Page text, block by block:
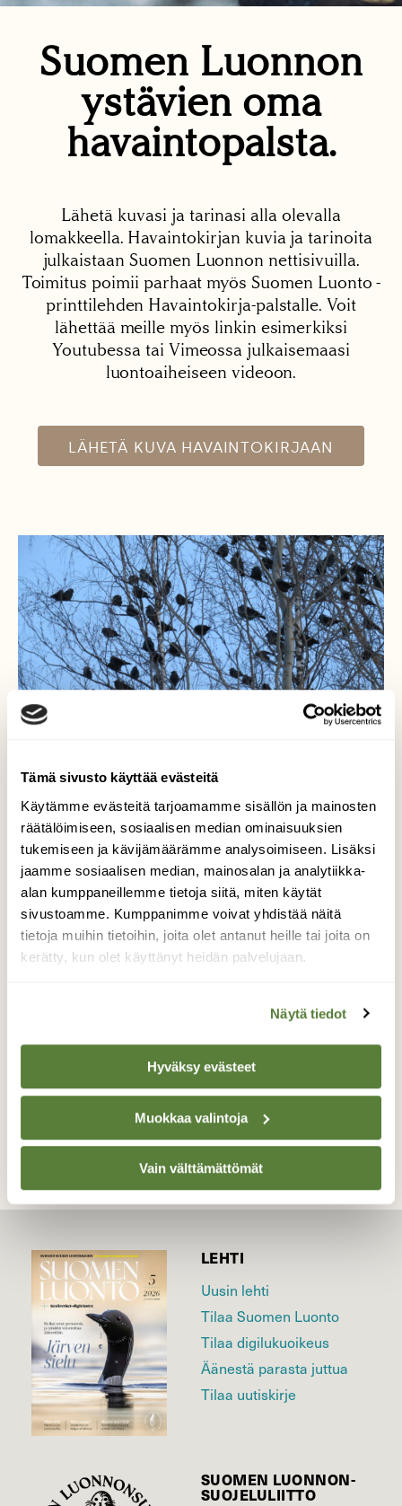
Tämä sivusto käyttää evästeitä
Käytämme evästeitä tarjoamamme sisällön ja mainosten
räätälöimiseen, sosiaalisen median ominaisuuksien
tukemiseen ja kävijämäärämme analysoimiseen. Lisäksi
jaamme sosiaalisen median, mainosalan ja analytiikka-
alan kumppaneillemme tietoja siitä, miten käytät
sivustoamme. Kumppanimme voivat yhdistää näitä
tietoja muihin tietoihin, joita olet antanut heille tai joita on
kerätty, kun olet käyttänyt heidän palvelujaan.
Näytä tiedot
Hyväksy evästeet
Muokkaa valintoja
Vain välttämättömät
Suomen Luonnon
ystävien oma
havaintopalsta.
Lähetä kuvasi ja tarinasi alla olevalla
lomakkeella. Havaintokirjan kuvia ja tarinoita
julkaistaan Suomen Luonnon nettisivuilla.
Toimitus poimii parhaat myös Suomen Luonto -
printtilehden Havaintokirja-palstalle. Voit
lähettää meille myös linkin esimerkiksi
Youtubessa tai Vimeossa julkaisemaasi
luontoaiheiseen videoon.
LÄHETÄ KUVA HAVAINTOKIRJAAN
Lintuparvi puussa
Talvisäässä 19.12 2021 havaitsin lintuparven
puussa
tienvarsi 19.12 2021 klo 16:04
TAKAISIN LISTAAN
LEHTI
Uusin lehti
Tilaa Suomen Luonto
Tilaa digilukuoikeus
Äänestä parasta juttua
Tilaa uutiskirje
SUOMEN LUONNON­
SUOJELU­LIITTO